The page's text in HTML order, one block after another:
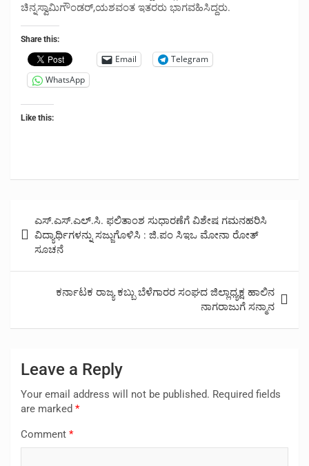
ಚಿನ್ನಸ್ವಾಮಿಗೌಂಡರ್,ಯಶವಂತ ಇತರರು ಭಾಗವಹಿಸಿದ್ದರು.
Share this:
Email
Telegram
WhatsApp
Like this:
navigation
ಎಸ್.ಎಸ್.ಎಲ್.ಸಿ. ಫಲಿತಾಂಶ ಸುಧಾರಣೆಗೆ ವಿಶೇಷ ಗಮನಹರಿಸಿ
ವಿದ್ಯಾರ್ಥಿಗಳನ್ನು ಸಜ್ಜುಗೊಳಿಸಿ : ಜಿ.ಪಂ ಸಿಇಒ ಮೋನಾ ರೋತ್
ಸೂಚನೆ
ಕರ್ನಾಟಕ ರಾಜ್ಯ ಕಬ್ಬು ಬೆಳೆಗಾರರ ಸಂಘದ ಜಿಲ್ಲಾಧ್ಯಕ್ಷ ಹಾಲಿನ
ನಾಗರಾಜುಗೆ ಸನ್ಮಾನ
Leave a Reply
Your email address will not be published. Required fields
are marked *
Comment *